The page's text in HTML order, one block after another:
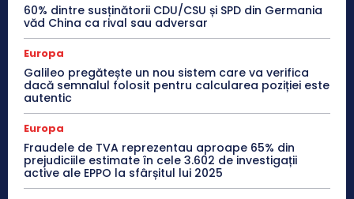
60% dintre susținătorii CDU/CSU și SPD din Germania
văd China ca rival sau adversar
Europa
Galileo pregătește un nou sistem care va verifica
dacă semnalul folosit pentru calcularea poziției este
autentic
Europa
Fraudele de TVA reprezentau aproape 65% din
prejudiciile estimate în cele 3.602 de investigații
active ale EPPO la sfârșitul lui 2025